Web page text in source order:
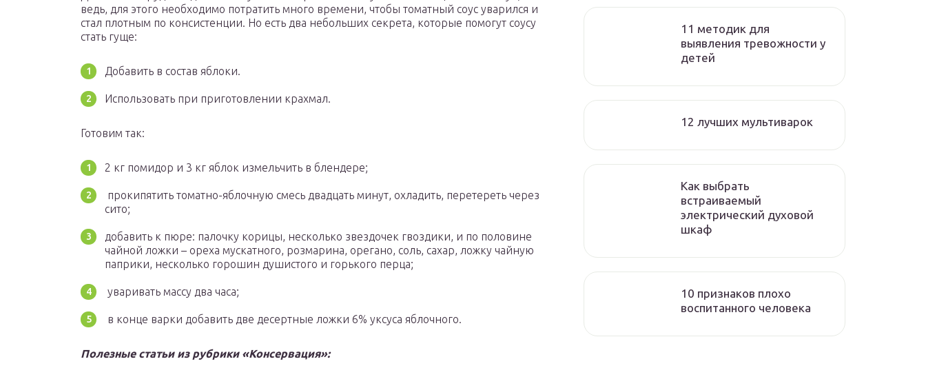
ведь, для этого необходимо потратить много времени, чтобы томатный соус уварился и
стал плотным по консистенции. Но есть два небольших секрета, которые помогут соусу
стать гуще:
Добавить в состав яблоки.
Использовать при приготовлении крахмал.
Готовим так:
2 кг помидор и 3 кг яблок измельчить в блендере;
прокипятить томатно-яблочную смесь двадцать минут, охладить, перетереть через
сито;
добавить к пюре: палочку корицы, несколько звездочек гвоздики, и по половине
чайной ложки – ореха мускатного, розмарина, орегано, соль, сахар, ложку чайную
паприки, несколько горошин душистого и горького перца;
уваривать массу два часа;
в конце варки добавить две десертные ложки 6% уксуса яблочного.
Полезные статьи из рубрики «Консервация»:
11 методик для
выявления тревожности у
детей
12 лучших мультиварок
Как выбрать
встраиваемый
электрический духовой
шкаф
10 признаков плохо
воспитанного человека